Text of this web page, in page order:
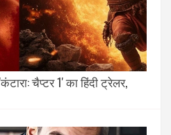
चैप्टर 1' का हिंदी ट्रेलर,